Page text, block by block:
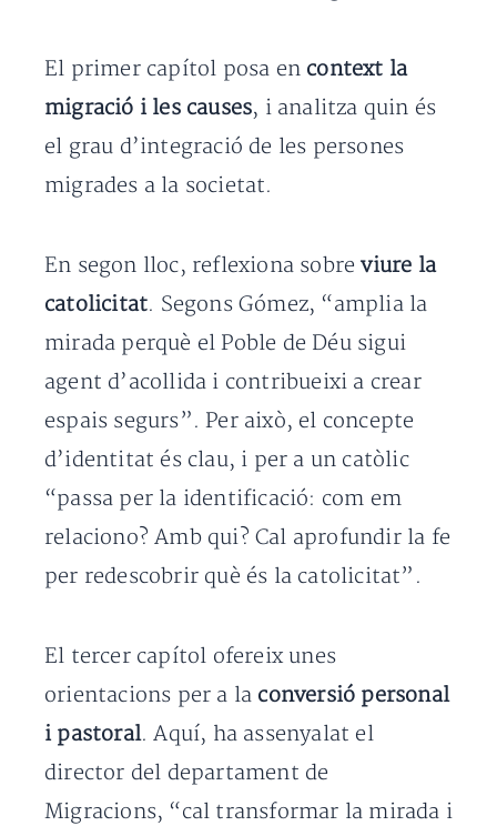
El primer capítol posa en context la
migració i les causes, i analitza quin és
el grau d’integració de les persones
migrades a la societat.
En segon lloc, reflexiona sobreviure la
catolicitat. Segons Gómez, “amplia la
mirada perquè el Poble de Déu sigui
agent d’acollida i contribueixi a crear
espais segurs”. Per això, el concepte
d’identitat és clau, i per a un catòlic
“passa per la identificació: com em
relaciono? Amb qui? Cal aprofundir la fe
per redescobrir què és la catolicitat”.
El tercer capítol ofereix unes
orientacions per a la conversió personal
i pastoral. Aquí, ha assenyalat el
director del departament de
Migracions, “cal transformar la mirada i